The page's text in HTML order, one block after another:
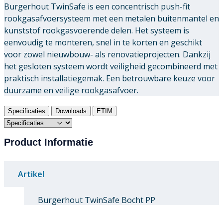
Burgerhout TwinSafe is een concentrisch push-fit
rookgasafvoersysteem met een metalen buitenmantel en
kunststof rookgasvoerende delen. Het systeem is
eenvoudig te monteren, snel in te korten en geschikt
voor zowel nieuwbouw- als renovatieprojecten. Dankzij
het gesloten systeem wordt veiligheid gecombineerd met
praktisch installatiegemak. Een betrouwbare keuze voor
duurzame en veilige rookgasafvoer.
Specificaties Downloads ETIM
Product Informatie
Artikel
Burgerhout TwinSafe Bocht PP